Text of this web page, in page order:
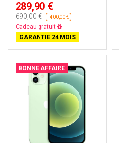
289,90 €
690,00 € -400,00 €
Livraison gratuite
GARANTIE 24 MOIS
BONNE AFFAIRE